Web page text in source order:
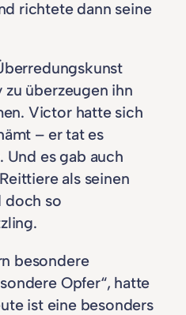
richtete dann seine
überzeugen ihn
Victor hatte sich
– er tat es
es gab auch
als seinen
doch so
besondere
Opfer“, hatte
ist eine besonders